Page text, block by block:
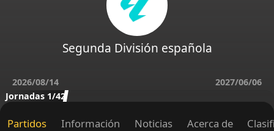
Segunda División española
2026/08/14
2027/06/06
Jornadas 1/42
Partidos Información Noticias Acerca de